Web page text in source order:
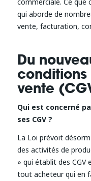
qui aborde de
vente, facturation,
Du
vente
Qui est concerné
ses CGV ?
La Loi prévoit
des activités de
» qui établit des CGV
tout acheteur qui en